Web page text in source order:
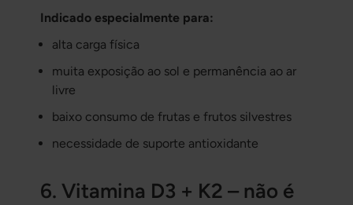
Indicado especialmente para:
alta carga física
muita exposição ao sol e permanência ao ar
livre
baixo consumo de frutas e frutos silvestres
necessidade de suporte antioxidante
6. Vitamina D3 + K2 – não é